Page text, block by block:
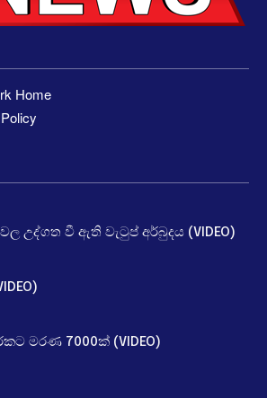
Home
උද්ගත වී ඇති වැටුප් අර්බුදය (VIDEO)
මරණ 7000ක් (VIDEO)